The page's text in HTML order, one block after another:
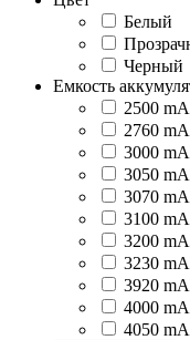
Белый
Черный
Емкость
2500
2760
3000
3050
3070
3100
3200
3230
3920
4000
4050